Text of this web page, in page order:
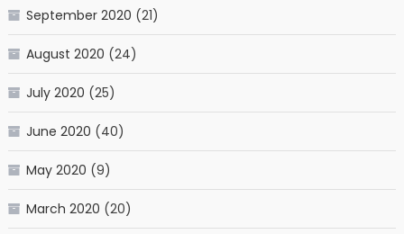
September 2020 (21)
August 2020 (24)
July 2020 (25)
June 2020 (40)
May 2020 (9)
March 2020 (20)